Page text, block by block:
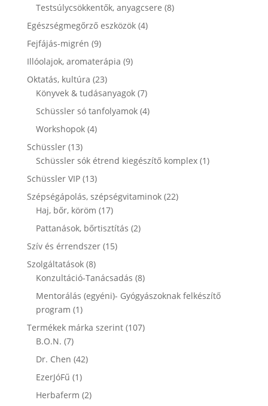
Testsúlycsökkentők, anyagcsere 88
Egészségmegőrző eszközök 44
Fejfájás-migrén 99
termék
Illóolajok, aromaterápia 99
Oktatás, kultúra 2323
termék
Könyvek & tudásanyagok 77
termék
Schüssler só tanfolyamok 44
Workshopok 44
Schüssler 1313
termék
Schüssler sók étrend kiegészítő komplex 11
Schüssler VIP 1313
termék
Szépségápolás, szépségvitaminok 2222
Haj, bőr, köröm 1717
termék
Pattanások, bőrtisztítás 22
Szív és érrendszer 1515
Szolgáltatások 88
termék
Konzultáció-Tanácsadás 88
termék
Mentorálás (egyéni)- Gyógyászoknak felkészítő
program 11
termék
Termékek márka szerint 107107
B.O.N. 77
termék
Dr. Chen 4242
EzerJóFű 11
termék
Herbaferm 22